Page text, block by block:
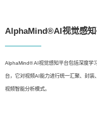
AlphaMind®AI视觉感
AlphaMind® AI视觉感知平台包括深度学
台，它对视频AI能力进行统一汇聚、封
视频智能分析模式。